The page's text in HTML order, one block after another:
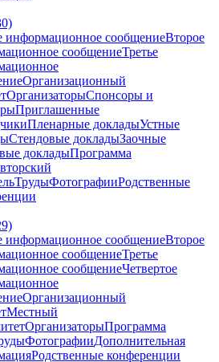
информационное сообщениеВторое
сообщениеТретье
Организационный
ОрганизаторыСпонсоры и
Приглашенные
Пленарные докладыУстные
Стендовые докладыЗаочные
докладыПрограмма
ТрудыФотографииРодственные
информационное сообщениеВторое
сообщениеТретье
сообщениеЧетвертое
Организационный
Местный
ОрганизаторыПрограмма
ФотографииДополнительная
Родственные конференции